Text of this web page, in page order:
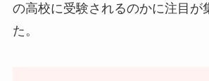
の高校に受験されるのかに注目が
た。